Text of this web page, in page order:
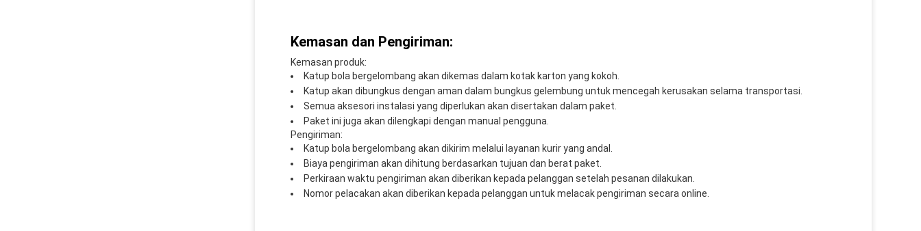
Kemasan dan Pengiriman:
Kemasan produk:
Katup bola bergelombang akan dikemas dalam kotak karton yang kokoh.
Katup akan dibungkus dengan aman dalam bungkus gelembung untuk mencegah kerusakan selama transportasi.
Semua aksesori instalasi yang diperlukan akan disertakan dalam paket.
Paket ini juga akan dilengkapi dengan manual pengguna.
Pengiriman:
Katup bola bergelombang akan dikirim melalui layanan kurir yang andal.
Biaya pengiriman akan dihitung berdasarkan tujuan dan berat paket.
Perkiraan waktu pengiriman akan diberikan kepada pelanggan setelah pesanan dilakukan.
Nomor pelacakan akan diberikan kepada pelanggan untuk melacak pengiriman secara online.